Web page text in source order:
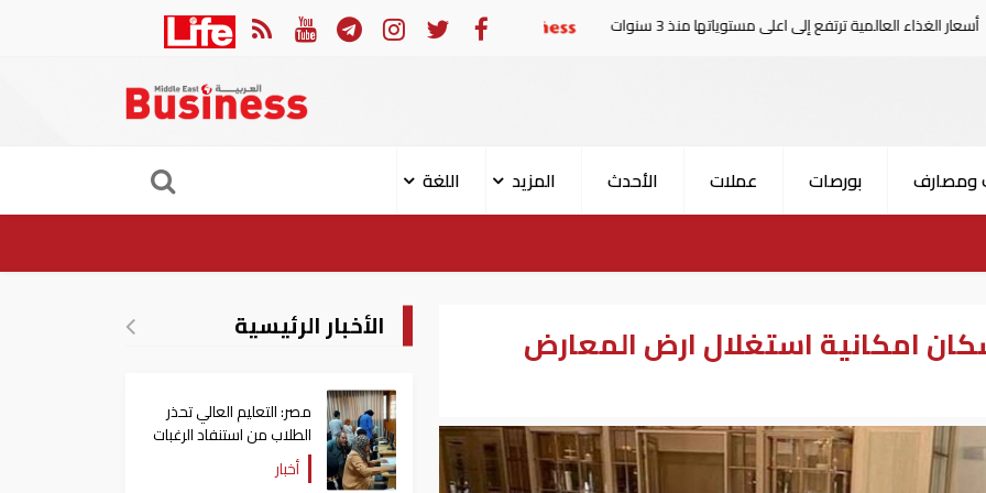
ترتفع إلى اعلى مستوياتها منذ 3 سنوات حدث في العالم| المكسيك وبيرو يستأنفان العلاقات بعد قطيعة 9 أشهر.. وتنصيب رئيسا جديدا لكولومبيا
ومصارف بورصات عملات الأحدث المزيد
اللغة
امكانية استغلال ارض المعارض الأخبار الرئيسية
مصر: التعليم العالي تحذر
الطلاب من استنفاد الرغبات
قبل غلق التسجيل
أخبار